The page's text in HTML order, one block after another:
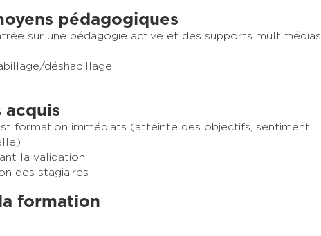
pédagogiques
sur une pédagogie active et des supports multimédias
déshabillage
acquis
formation immédiats (atteinte des objectifs, sentiment
la validation
des stagiaires
formation